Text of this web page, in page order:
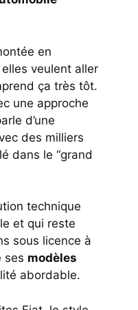
en
veulent aller
ça très tôt.
une approche
d’une
des milliers
dans le “grand
technique
et qui reste
sous licence à
ses modèles
abordable.